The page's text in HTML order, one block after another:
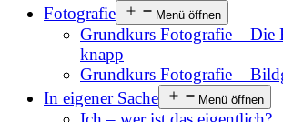
Fotografie
Menü öffnen
Grundkurs Fotografie – Die
knapp
Grundkurs Fotografie –
In eigener Sache
Menü öffnen